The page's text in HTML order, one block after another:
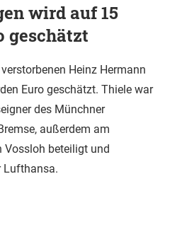
wird auf 15
geschätzt
Heinz Hermann
Euro geschätzt. Thiele war
des Münchner
außerdem am
Vossloh beteiligt und
Lufthansa.